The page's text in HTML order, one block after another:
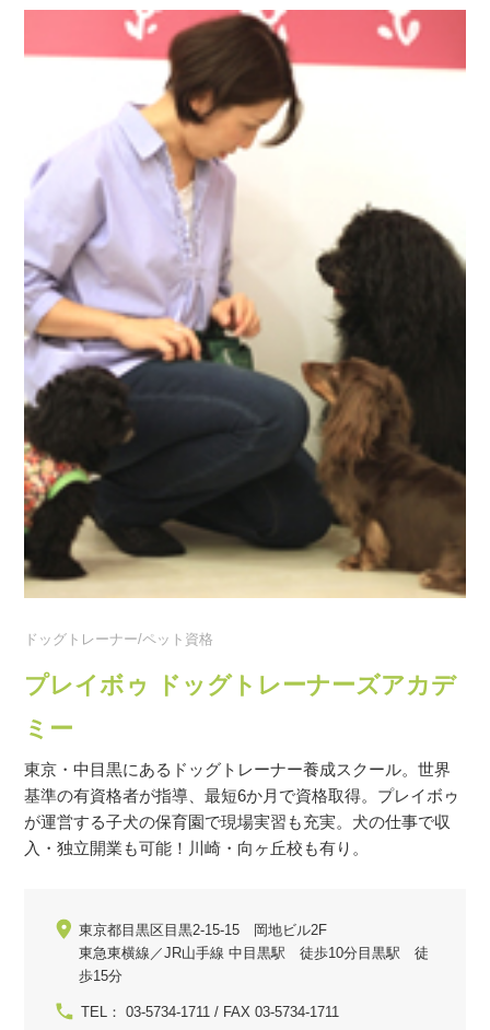
ドッグトレーナー/ペット資格
プレイボゥ ドッグトレーナーズアカデ
ミー
東京・中目黒にあるドッグトレーナー養成スクール。世界
基準の有資格者が指導、最短6か月で資格取得。プレイボゥ
が運営する子犬の保育園で現場実習も充実。犬の仕事で収
入・独立開業も可能！川崎・向ヶ丘校も有り。
東京都目黒区目黒2-15-15 岡地ビル2F
東急東横線／JR山手線 中目黒駅 徒歩10分目黒駅 徒
歩15分
TEL： 03-5734-1711 / FAX 03-5734-1711